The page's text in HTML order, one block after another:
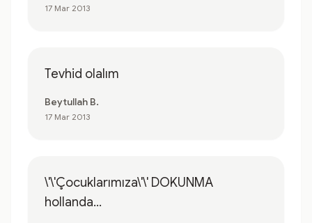
17 Mar 2013
Tevhid olalım
Beytullah B.
17 Mar 2013
\'\'Çocuklarımıza\'\' DOKUNMA
hollanda...